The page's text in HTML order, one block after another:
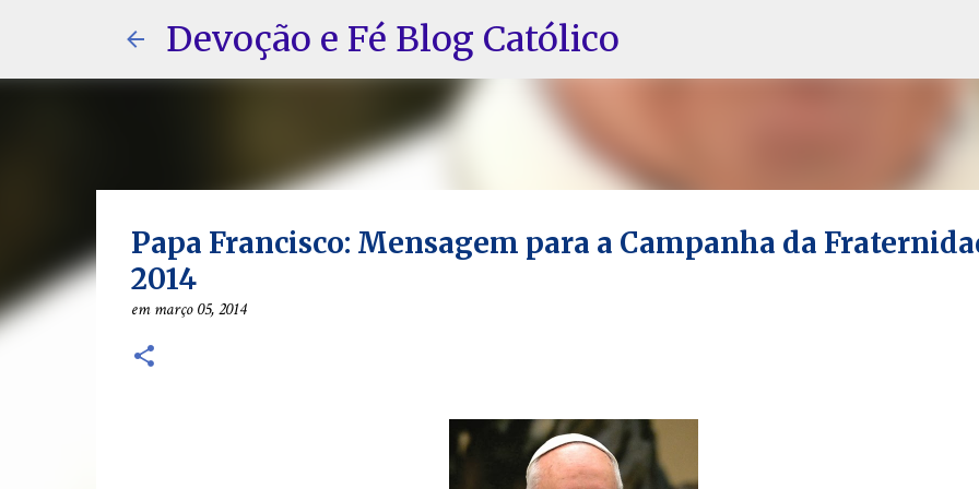
Pular para o conteúdo principal
Devoção e Fé Blog Católico
Papa Francisco: Mensagem para a Campanha da
2014
emmarço 05, 2014